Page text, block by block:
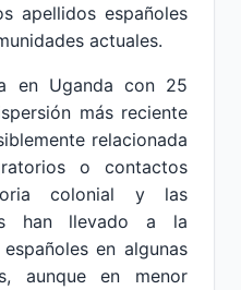
apellidos españoles
actuales.
en Uganda con 25
más reciente
relacionada
o contactos
colonial y las
han llevado a la
en algunas
aunque en menor